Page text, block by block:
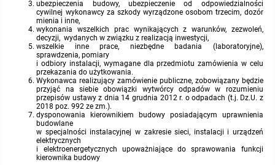
miejscowych
Zbiory danych przestrzennych
Analizy zmian w zagospodarowaniu przestrzennym
Raport o stanie gminy
Punkty nieodpłatnej pomocy prawnej
INNE
Gminna Komisja Rozwiązywania Problemów Alkoholowych
Skargi, wnioski i petycje
Wybory Ławników 2024r.
ubezpieczenia budowy, ubezpieczenie od odpowiedzialności
cywilnej wykonawcy za szkody wyrządzone osobom trzecim, dozór
mienia i inne,
wykonania wszelkich prac wynikających z warunków, zezwoleń,
decyzji, wydanych w związku z realizacją inwestycji,
wszelkie inne prace, niezbędne badania (laboratoryjne),
sprawdzenia, pomiary
i odbiory instalacji, wymagane dla przedmiotu zamówienia w celu
przekazania do użytkowania.
Wykonawca realizujący zamówienie publiczne, zobowiązany będzie
przyjąć na siebie obowiązki wytwórcy odpadów w rozumieniu
przepisów ustawy z dnia 14 grudnia 2012 r. o odpadach (t.j. Dz.U. z
2018 poz. 992 ze zm.).
dysponowania kierownikiem budowy posiadającym uprawnienia
budowlane
w specjalności instalacyjnej w zakresie sieci, instalacji i urządzeń
elektrycznych
i elektroenergetycznych upoważniające do sprawowania funkcji
kierownika budowy